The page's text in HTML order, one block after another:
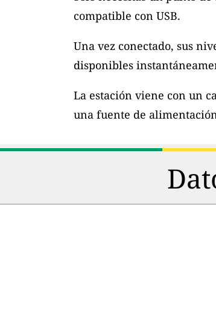
compatible con USB.
Una vez conectado, sus
disponibles
La estación viene con un
una fuente de